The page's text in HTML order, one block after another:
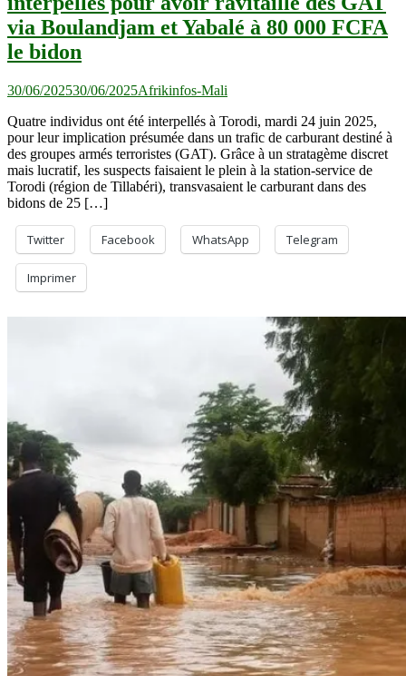
via Boulandjam et Yabalé à 80 000 FCFA
le bidon
30/06/202530/06/2025Afrikinfos-Mali
Quatre individus ont été interpellés à Torodi, mardi 24 juin 2025,
pour leur implication présumée dans un trafic de carburant destiné à
des groupes armés terroristes (GAT). Grâce à un stratagème discret
mais lucratif, les suspects faisaient le plein à la station-service de
Torodi (région de Tillabéri), transvasaient le carburant dans des
bidons de 25 […]
Twitter Facebook WhatsApp Telegram
Imprimer